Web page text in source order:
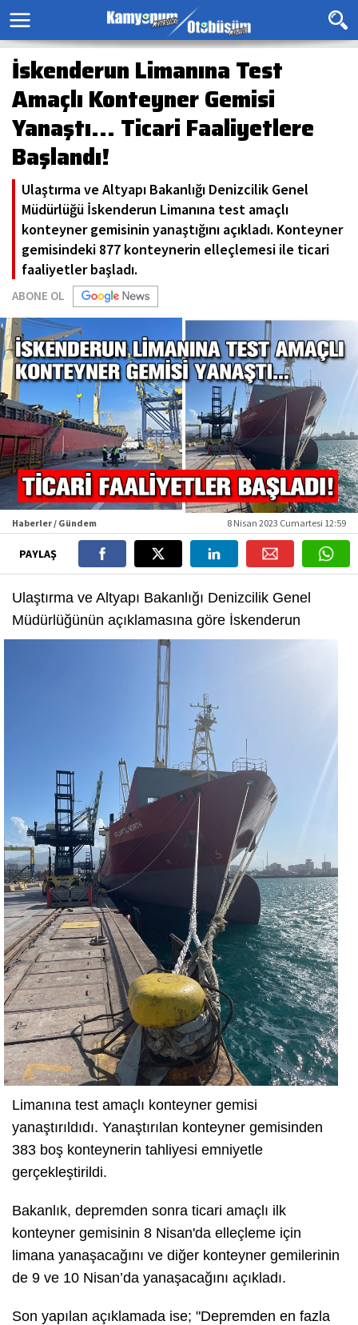
İskenderun Limanına Test
Amaçlı Konteyner Gemisi
Yanaştı... Ticari Faaliyetlere
Başlandı!
Ulaştırma ve Altyapı Bakanlığı Denizcilik Genel
Müdürlüğü İskenderun Limanına test amaçlı
konteyner gemisinin yanaştığını açıkladı. Konteyner
gemisindeki 877 konteynerin elleçlemesi ile ticari
faaliyetler başladı.
ABONE OL
Haberler / Gündem 8 Nisan 2023 Cumartesi 12:59
PAYLAŞ
Ulaştırma ve Altyapı Bakanlığı Denizcilik Genel
Müdürlüğünün açıklamasına göre İskenderun
Limanına test amaçlı konteyner gemisi
yanaştırıldıdı. Yanaştırılan konteyner gemisinden
383 boş konteynerin tahliyesi emniyetle
gerçekleştirildi.
Bakanlık, depremden sonra ticari amaçlı ilk
konteyner gemisinin 8 Nisan'da elleçleme için
limana yanaşacağını ve diğer konteyner gemilerinin
de 9 ve 10 Nisan’da yanaşacağını açıkladı.
Son yapılan açıklamada ise; "Depremden en fazla